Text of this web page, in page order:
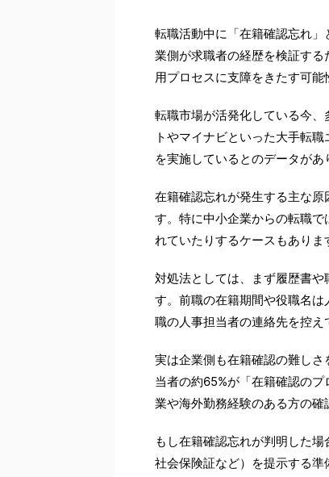
転職活動中に「在籍確認忘れ
業側が求職者の経歴を検証す
用プロセスに支障をきたす可能
転職市場が活発化している今
トやマイナビといった大手転
を実施しているとのデータがあ
在籍確認忘れが発生する主な
す。特に中小企業からの転職
れていたりするケースもありま
対処法としては、まず履歴書
す。前職の在籍期間や役職名
職の人事担当者の連絡先を控え
実は企業側も在籍確認の難し
当者の約65%が「在籍確認の
業や海外勤務経験のある方の確
もし在籍確認忘れが判明した
社会保険証など）を提示する